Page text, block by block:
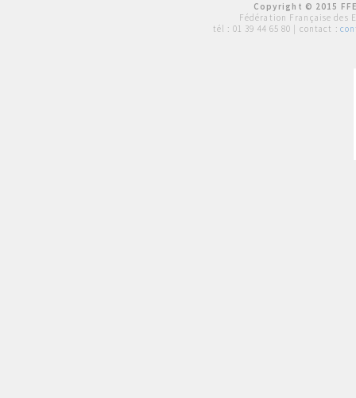
Copyright © 2015
Fédération Française des
tél : 01 39 44 65 80 | contact :